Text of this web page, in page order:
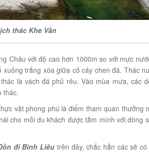
thác Khe Vằn
Châu với độ cao hơn 1000m so với mực
trắng xóa giữa cỏ cây chen đá. Thác
là vách đá phủ rêu. Vào mùa mưa, các
thác.
vật phong phú là điểm tham quan thưởng
cho mỗi du khách được tắm mình với dòng
đi Bình Liêu trên đây, chắc hẳn các sẽ